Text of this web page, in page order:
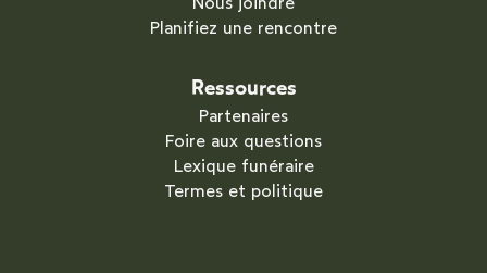
Planifiez une rencontre
Ressources
Partenaires
Foire aux questions
Lexique funéraire
Termes et politique